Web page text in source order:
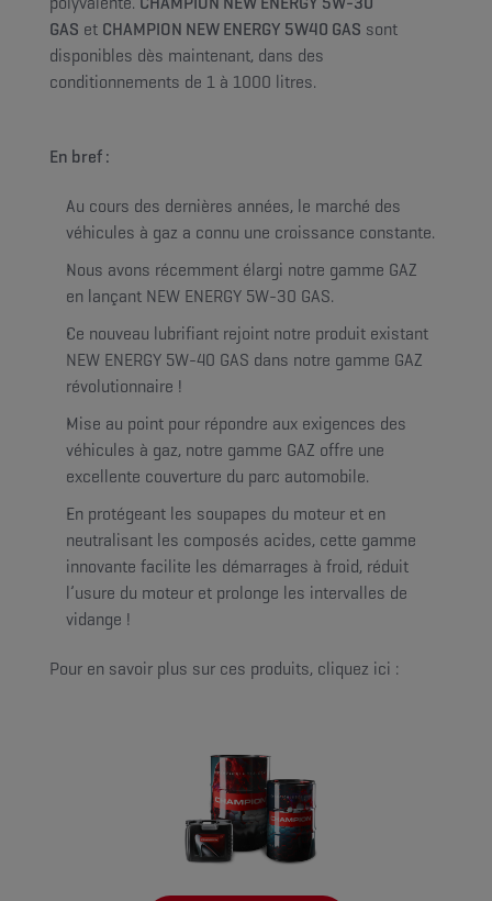
GAS et CHAMPION NEW ENERGY 5W40 GAS sont
disponibles dès maintenant, dans des
conditionnements de 1 à 1000 litres.
En bref :
Au cours des dernières années, le marché des
véhicules à gaz a connu une croissance constante.
Nous avons récemment élargi notre gamme GAZ
en lançant NEW ENERGY 5W-30 GAS.
Ce nouveau lubrifiant rejoint notre produit existant
NEW ENERGY 5W-40 GAS dans notre gamme GAZ
révolutionnaire !
Mise au point pour répondre aux exigences des
véhicules à gaz, notre gamme GAZ offre une
excellente couverture du parc automobile.
En protégeant les soupapes du moteur et en
neutralisant les composés acides, cette gamme
innovante facilite les démarrages à froid, réduit
l’usure du moteur et prolonge les intervalles de
vidange !
Pour en savoir plus sur ces produits, cliquez ici :